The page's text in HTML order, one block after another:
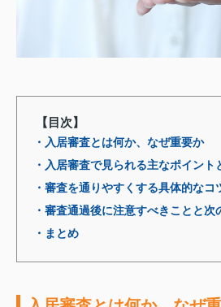
【目次】
・入居審査とは何か、なぜ重要か
・入居審査で見られる主なポイント
・審査を通りやすくする具体的なコ
・審査通過後に注意すべきことと次
・まとめ